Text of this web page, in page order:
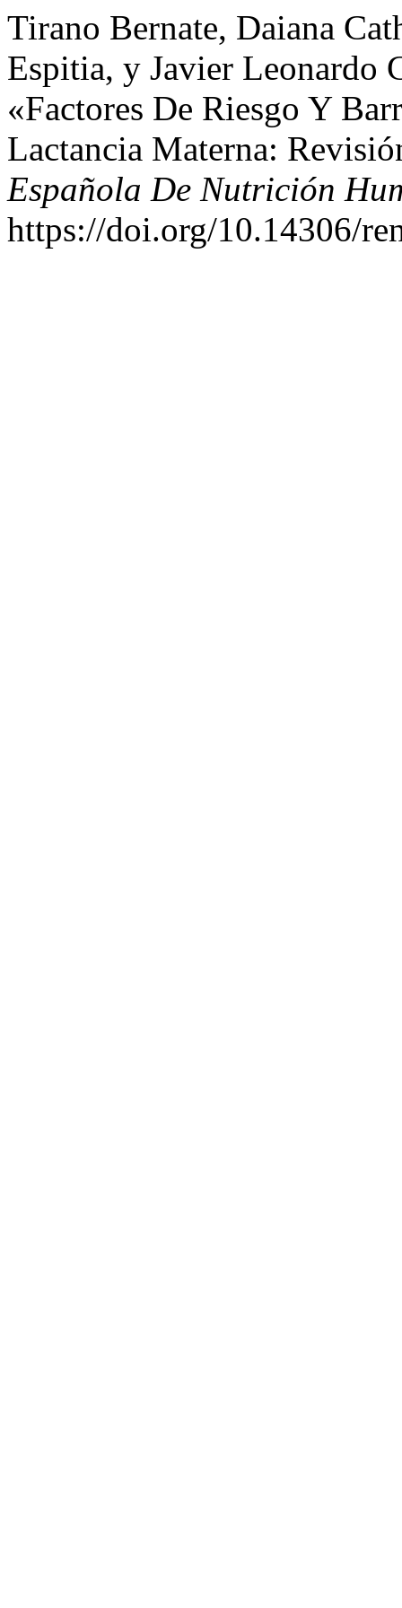
Tirano Bernate, Daiana
Espitia, y Javier Leonardo
«Factores De Riesgo Y
Lactancia Materna:
Española De Nutrición
https://doi.org/10.14306/